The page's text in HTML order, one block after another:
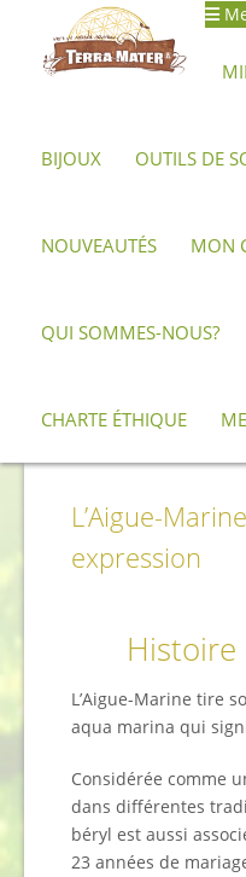
BIJOUX OUTILS DE
NOUVEAUTÉS MON
QUI SOMMES-NOUS?
CHARTE ÉTHIQUE
Accueil Propriétés
Aigue
L’Aigue-
expression
L’Aigue-Marine tire
aqua marina qui
Considérée comme
dans différentes
béryl est aussi
23 années de